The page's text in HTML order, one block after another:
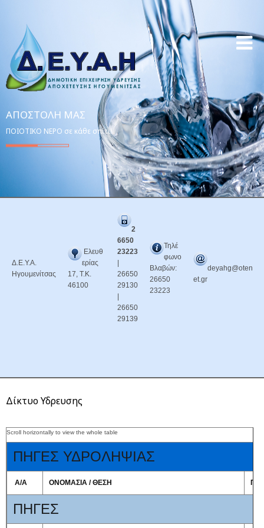
ΑΠΟΣΤΟΛΉ ΜΑΣ
ΠΟΙΟΤΙΚΟ ΝΕΡΟ σε κάθε σπίτι!
Δ.Ε.Υ.Α.
Ηγουμενίτσας
Ελευθ
ερίας
17, Τ.Κ.
46100
2
6650
23223
26650
29130
26650
29139
Τηλέ
φωνο
Βλαβών:
26650
23223
deyahg@oten
et.gr
Δίκτυο Υδρευσης
ΠΗΓΕΣ ΥΔΡΟΛΗΨΙΑΣ
Α/Α ΟΝΟΜΑΣΙΑ / ΘΕΣΗ
ΠΗΓΕΣ